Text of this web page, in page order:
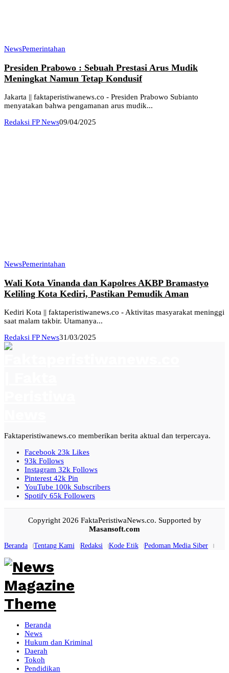
NewsPemerintahan
Presiden Prabowo : Sebuah Prestasi Arus Mudik
Meningkat Namun Tetap Kondusif
Jakarta || faktaperistiwanews.co - Presiden Prabowo Subianto
menyatakan bahwa pengamanan arus mudik...
Redaksi FP News09/04/2025
NewsPemerintahan
Wali Kota Vinanda dan Kapolres AKBP Bramastyo
Keliling Kota Kediri, Pastikan Pemudik Aman
Kediri Kota || faktaperistiwanews.co - Aktivitas masyarakat meninggi
saat malam takbir. Utamanya...
Redaksi FP News31/03/2025
Faktaperistiwanews.co memberikan berita aktual dan terpercaya.
Facebook 23k Likes
93k Follows
Instagram 32k Follows
Pinterest 42k Pin
YouTube 100k Subscribers
Spotify 65k Followers
Copyright 2026 FaktaPeristiwaNews.co. Supported by
Masansoft.com
Beranda Tentang Kami Redaksi Kode Etik Pedoman Media Siber
Beranda
News
Hukum dan Kriminal
Daerah
Tokoh
Pendidikan